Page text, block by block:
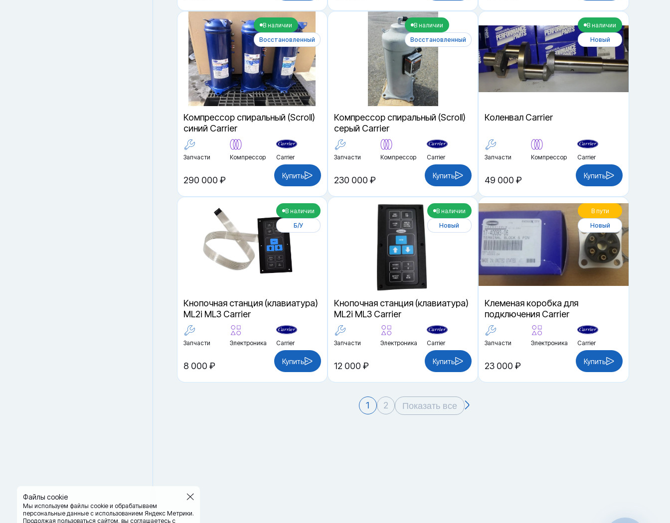
Файлы cookie
Мы используем файлы cookie и обрабатываем
персональные данные с использованием Яндекс Метрики.
Продолжая пользоваться сайтом, вы соглашаетесь с
В наличии
Восстановленный
Компрессор спиральный (Scroll)
синий Carrier
Запчасти Компрессор Carrier
290 000 ₽ Купить
В наличии
Восстановленный
Компрессор спиральный (Scroll)
серый Carrier
Запчасти Компрессор Carrier
230 000 ₽ Купить
В наличии
Новый
Коленвал Carrier
Запчасти Компрессор Carrier
49 000 ₽ Купить
В наличии
Б/У
Кнопочная станция (клавиатура)
ML2i ML3 Carrier
Запчасти Электроника Carrier
8 000 ₽ Купить
В наличии
Новый
Кнопочная станция (клавиатура)
ML2i ML3 Carrier
Запчасти Электроника Carrier
12 000 ₽ Купить
В пути
Новый
Клеменая коробка для
подключения Carrier
Запчасти Электроника Carrier
23 000 ₽ Купить
1 2 Показать все